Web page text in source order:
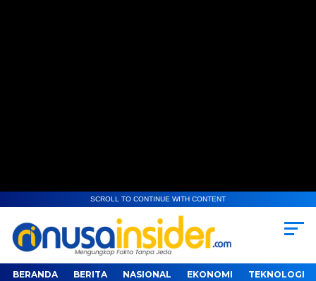
SCROLL TO CONTINUE WITH CONTENT
BERANDA BERITA NASIONAL EKONOMI TEKNOLOGI